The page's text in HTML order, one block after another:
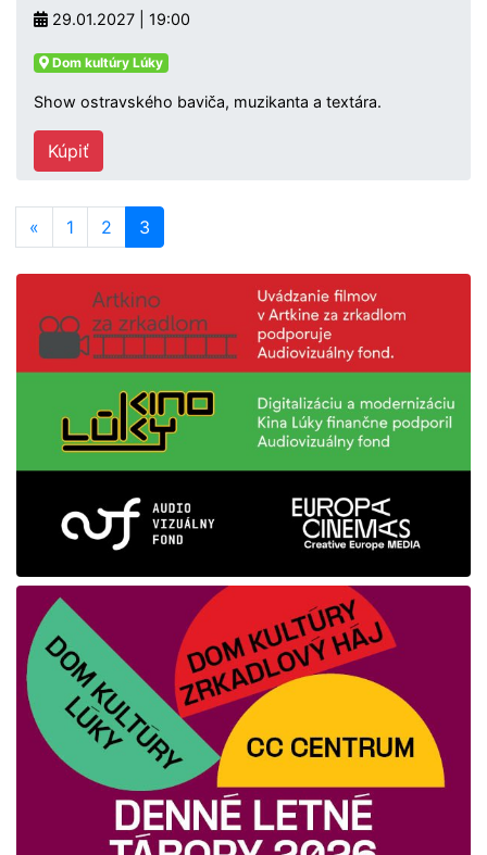
29.01.2027 | 19:00
Dom kultúry Lúky
Show ostravského baviča, muzikanta a textára.
Kúpiť
« 1 2 3